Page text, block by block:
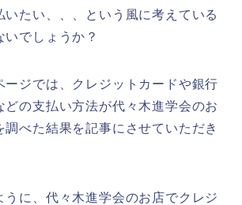
いたい、、、という風に考えている
いでしょうか？
ージでは、クレジットカードや銀行
どの支払い方法が代々木進学会のお
調べた結果を記事にさせていただき
うに、代々木進学会のお店でクレジ